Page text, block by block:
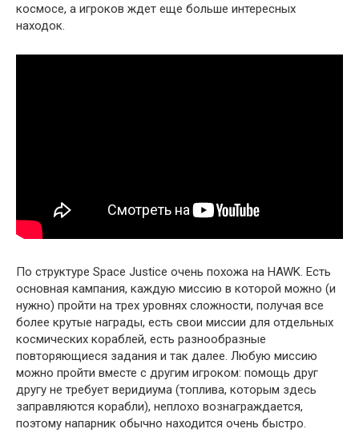
космосе, а игроков ждет еще больше интересных
находок.
По структуре Space Justice очень похожа на HAWK. Есть
основная кампания, каждую миссию в которой можно (и
нужно) пройти на трех уровнях сложности, получая все
более крутые награды, есть свои миссии для отдельных
космических кораблей, есть разнообразные
повторяющиеся задания и так далее. Любую миссию
можно пройти вместе с другим игроком: помощь друг
другу не требует веридиума (топлива, которым здесь
заправляются корабли), неплохо вознаграждается,
поэтому напарник обычно находится очень быстро.